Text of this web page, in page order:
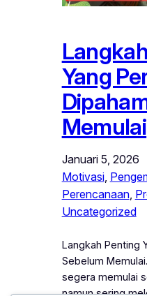
Yang
Memulai
Januari 5, 2026
Motivasi,
Perencanaan,
Uncategorized
Langkah Penting
Sebelum
segera memulai
namun sering